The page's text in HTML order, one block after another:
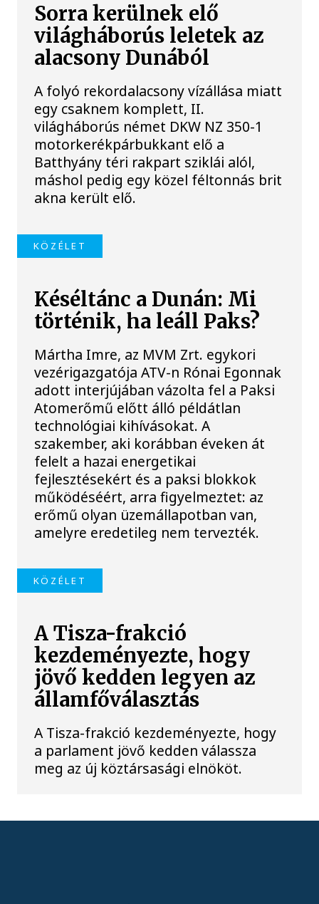
Sorra kerülnek elő
világháborús leletek az
alacsony Dunából
A folyó rekordalacsony vízállása miatt
egy csaknem komplett, II.
világháborús német DKW NZ 350-1
motorkerékpárbukkant elő a
Batthyány téri rakpart sziklái alól,
máshol pedig egy közel féltonnás brit
akna került elő.
KÖZÉLET
Késéltánc a Dunán: Mi
történik, ha leáll Paks?
Mártha Imre, az MVM Zrt. egykori
vezérigazgatója ATV-n Rónai Egonnak
adott interjújában vázolta fel a Paksi
Atomerőmű előtt álló példátlan
technológiai kihívásokat. A
szakember, aki korábban éveken át
felelt a hazai energetikai
fejlesztésekért és a paksi blokkok
működéséért, arra figyelmeztet: az
erőmű olyan üzemállapotban van,
amelyre eredetileg nem tervezték.
KÖZÉLET
A Tisza-frakció
kezdeményezte, hogy
jövő kedden legyen az
államfőválasztás
A Tisza-frakció kezdeményezte, hogy
a parlament jövő kedden válassza
meg az új köztársasági elnököt.